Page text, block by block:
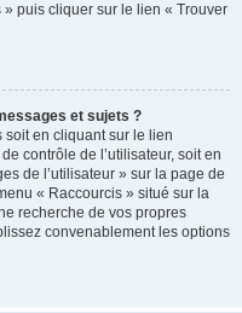
puis cliquer sur le lien « Trouver
et sujets ?
soit en cliquant sur le lien
contrôle de l’utilisateur, soit en
de l’utilisateur » sur la page de
« Raccourcis » situé sur la
recherche de vos propres
convenablement les options